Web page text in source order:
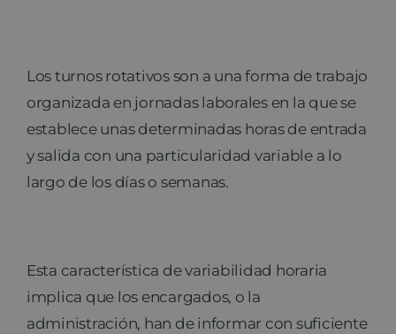
Los turnos rotativos son a una forma de trabajo
organizada en jornadas laborales en la que se
establece unas determinadas horas de entrada
y salida con una particularidad variable a lo
largo de los días o semanas.
Esta característica de variabilidad horaria
implica que los encargados, o la
administración, han de informar con suficiente